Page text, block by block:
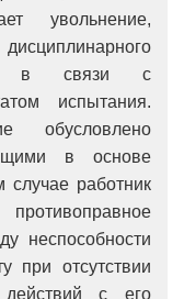
увольнение,
в связи с
испытания.
обусловлено
в основе
случае работник
неспособности
при отсутствии
с его